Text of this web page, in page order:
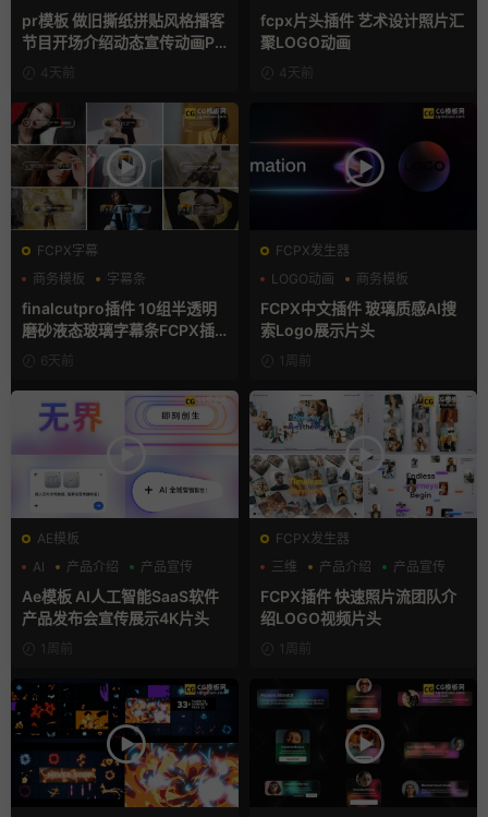
复古风
pr模板 做旧撕纸拼贴风格播客
节目开场介绍动态宣传动画PR
模版4天前
汇聚
fcpx片头插件 艺术设计照片汇
聚LOGO动画
4天前
FCPX字幕
商务模板
字幕条
finalcutpro插件 10组半透明
磨砂液态玻璃字幕条FCPX插
6天前
FCPX发生器
LOGO动画
商务模板
支持Intel+M芯片
FCPX中文插件 玻璃质感AI搜
索Logo展示片头
1周前
AE模板
AI
产品介绍 产品宣传
Ae模板 AI人工智能SaaS软件
产品发布会宣传展示4K片头
1周前
FCPX发生器
三维
产品介绍 产品宣传
FCPX插件 快速照片流团队介
绍LOGO视频片头
1周前